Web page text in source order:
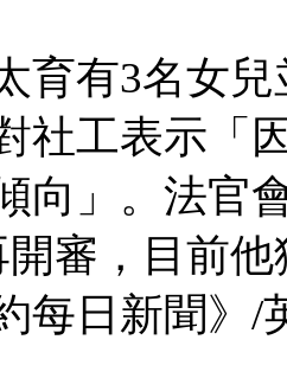
育有3名女
社工表示「
向」。法官
開審，目前
每日新聞》/